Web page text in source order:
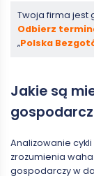
Twoja firma jest
Odbierz
„Polska
Jakie są
Analizowanie
zrozumienia
gospodarczy w